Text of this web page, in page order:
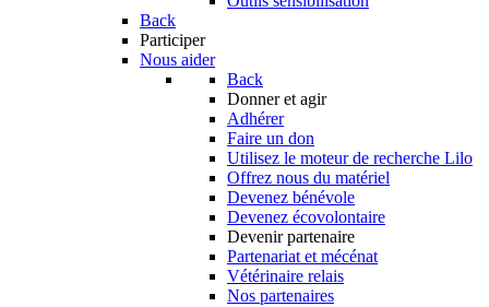
Back
Participer
Nous aider
Back
Donner et agir
Adhérer
Faire un don
Utilisez le moteur de recherche Lilo
Offrez nous du matériel
Devenez bénévole
Devenez écovolontaire
Devenir partenaire
Partenariat et mécénat
Vétérinaire relais
Nos partenaires